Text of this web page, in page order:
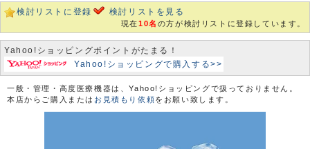
検討リストに登録 検討リストを見る
現在10名 の方が検討リストに登録しています。
Yahoo!ショッピングポイントがたまる！
Yahoo!ショッピングで購入する>>
一般・管理・高度医療機器は、Yahoo!ショッピングで扱っておりません。
本店からご購入または お見積もり依頼をお願い致します。